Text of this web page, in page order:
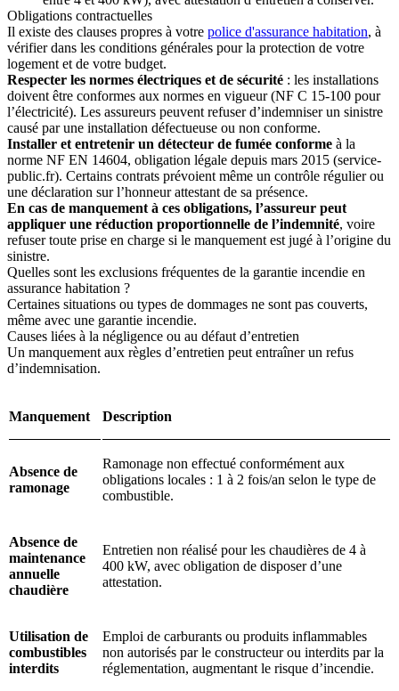
Obligations contractuelles
Il existe des clauses propres à votre police d'assurance habitation, à
vérifier dans les conditions générales pour la protection de votre
logement et de votre budget.
Respecter les normes électriques et de sécurité : les installations
doivent être conformes aux normes en vigueur (NF C 15-100 pour
l’électricité). Les assureurs peuvent refuser d’indemniser un sinistre
causé par une installation défectueuse ou non conforme.
Installer et entretenir un détecteur de fumée conforme à la
norme NF EN 14604, obligation légale depuis mars 2015 (service-
public.fr). Certains contrats prévoient même un contrôle régulier ou
une déclaration sur l’honneur attestant de sa présence.
En cas de manquement à ces obligations, l’assureur peut
appliquer une réduction proportionnelle de l’indemnité, voire
refuser toute prise en charge si le manquement est jugé à l’origine du
sinistre.
Quelles sont les exclusions fréquentes de la garantie incendie en
assurance habitation ?
Certaines situations ou types de dommages ne sont pas couverts,
même avec une garantie incendie.
Causes liées à la négligence ou au défaut d’entretien
Un manquement aux règles d’entretien peut entraîner un refus
d’indemnisation.
Manquement Description
Absence de
ramonage
Ramonage non effectué conformément aux
obligations locales : 1 à 2 fois/an selon le type de
combustible.
Absence de
maintenance
annuelle
chaudière
Entretien non réalisé pour les chaudières de 4 à
400 kW, avec obligation de disposer d’une
attestation.
Utilisation de
combustibles
interdits
Emploi de carburants ou produits inflammables
non autorisés par le constructeur ou interdits par la
réglementation, augmentant le risque d’incendie.